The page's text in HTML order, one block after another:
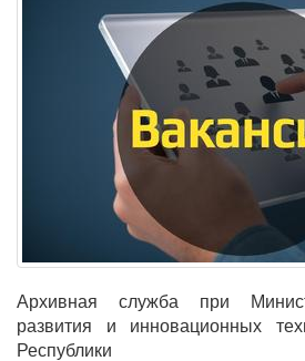
Архивная служба при
развития и инновационных
Республики